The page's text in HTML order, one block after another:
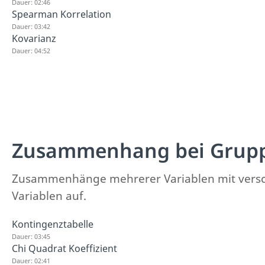
Dauer: 02:46
Spearman Korrelation
Dauer: 03:42
Kovarianz
Dauer: 04:52
Zusammenhang bei
Zusammenhänge mehrerer Variablen mit
Variablen auf.
Kontingenztabelle
Dauer: 03:45
Chi Quadrat Koeffizient
Dauer: 02:41